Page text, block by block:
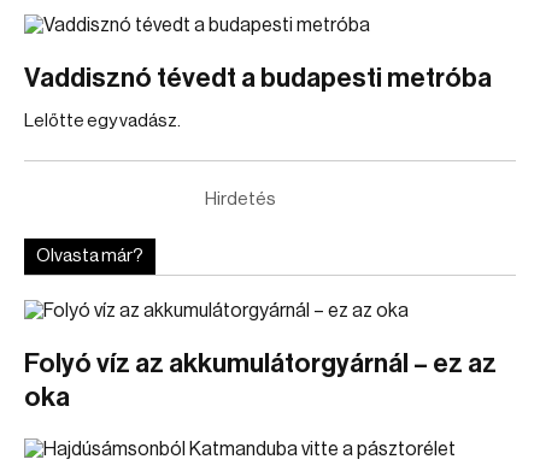
Vaddisznó tévedt a budapesti metróba
Lelőtte egy vadász.
Hirdetés
Olvasta már?
Folyó víz az akkumulátorgyárnál – ez az
oka